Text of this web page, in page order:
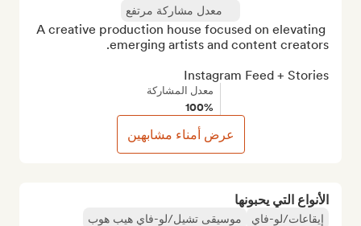
الأنواع التي يحبونها
إيقاعات/لو-فاي
موسيقى تشيل/لو-فاي هيب هوب
معدل مشاركة مرتفع
A creative production house focused on elevating
Instagram Feed + Stories
معدل المشاركة
100%
عرض أمناء مشابهين